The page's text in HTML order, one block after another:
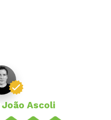
João Ascoli